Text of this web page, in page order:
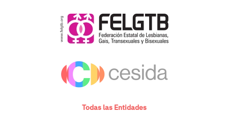
Todas las Entidades